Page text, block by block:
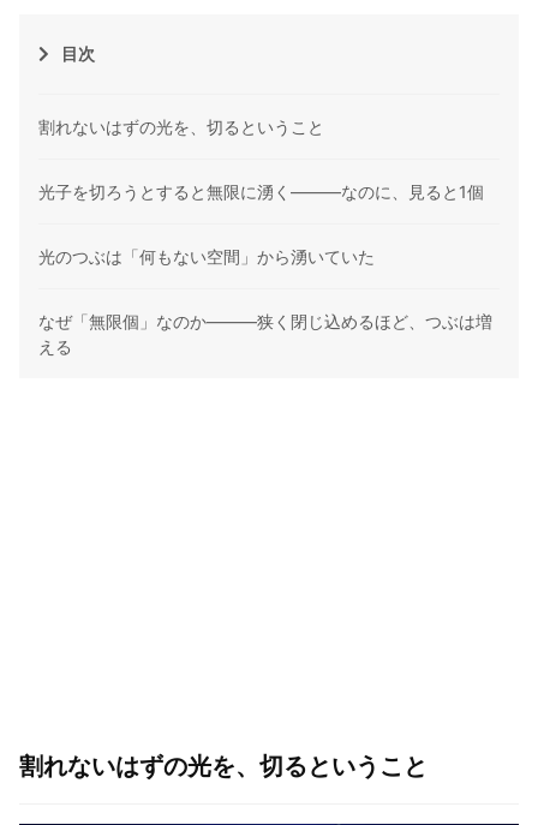
目次
割れないはずの光を、切るということ
光子を切ろうとすると無限に湧く——―なのに、見ると1個
光のつぶは「何もない空間」から湧いていた
なぜ「無限個」なのか——―狭く閉じ込めるほど、つぶは増
える
割れないはずの光を、切るということ